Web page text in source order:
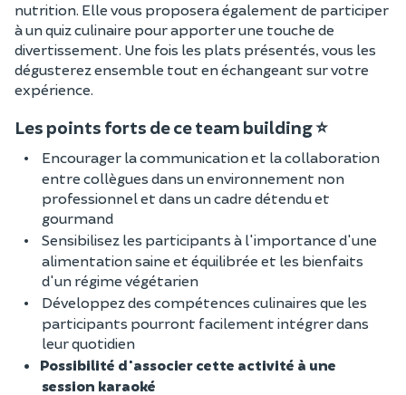
nutrition. Elle vous proposera également de participer
à un quiz culinaire pour apporter une touche de
divertissement. Une fois les plats présentés, vous les
dégusterez ensemble tout en échangeant sur votre
expérience.
Les points forts de ce team building ⭐
Encourager la communication et la collaboration
entre collègues dans un environnement non
professionnel et dans un cadre détendu et
gourmand
Sensibilisez les participants à l'importance d'une
alimentation saine et équilibrée et les bienfaits
d'un régime végétarien
Développez des compétences culinaires que les
participants pourront facilement intégrer dans
leur quotidien
Possibilité d'associer cette activité à une
session karaoké